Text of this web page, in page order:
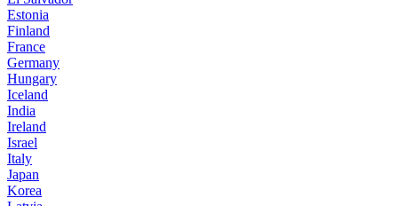
Estonia
Finland
France
Germany
Hungary
Iceland
India
Ireland
Israel
Italy
Japan
Korea